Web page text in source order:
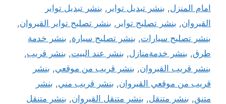
امام المنزل, بنشر تبديل تواير , بنشر تبديل تواير
القيروان, بنشر تصليح تواير , بنشر تصليح تواير القيروان,
بنشر تصليح سيارات, بنشر تصليح سيارة, بنشر خدمة
طرق, بنشر خدمةمنازل, بنشر عند البيت, بنشر قريب,
بنشر قريب القيروان, بنشر قريب من موقعي, بنشر
قريب من موقعي القيروان, بنشر قريب مني, بنشر
متنق, بنشر متنقل, بنشر متنقل القيروان, بنشر متنقل